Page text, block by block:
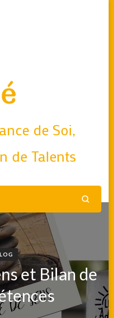
de Soi,
de Talents
et Bilan de